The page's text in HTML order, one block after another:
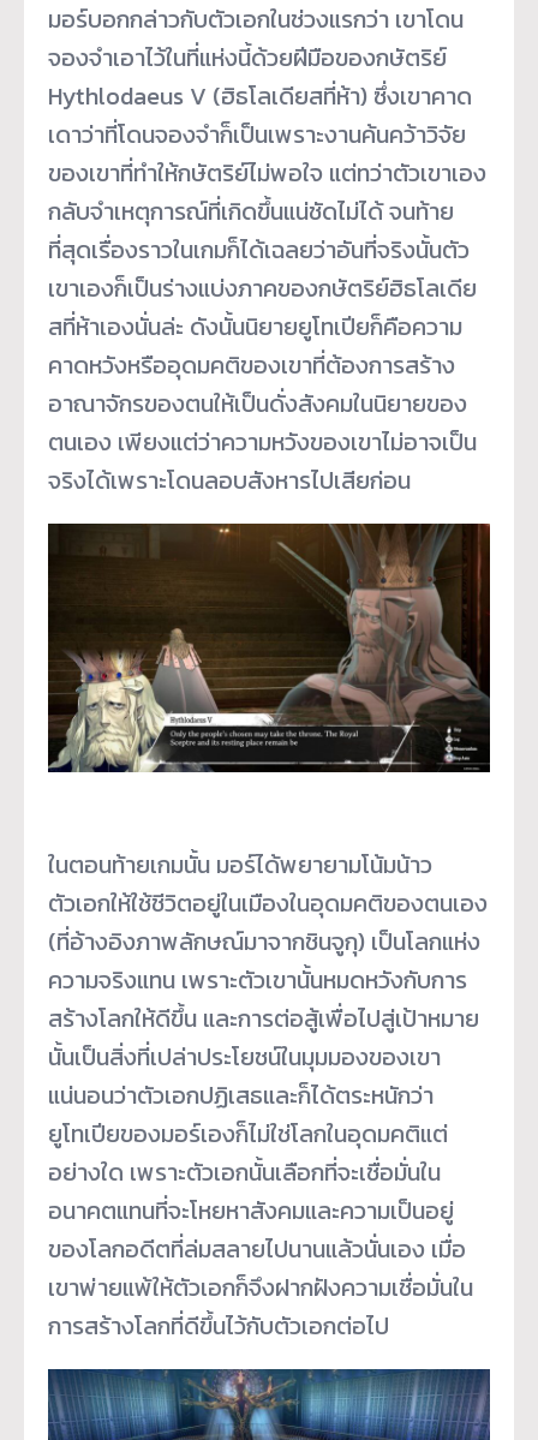
มอร์บอกกล่าวกับตัวเอกในช่วงแรกว่า เขาโดน
จองจำเอาไว้ในที่แห่งนี้ด้วยฝีมือของกษัตริย์
Hythlodaeus V (ฮิธโลเดียสที่ห้า) ซึ่งเขาคาด
เดาว่าที่โดนจองจำก็เป็นเพราะงานค้นคว้าวิจัย
ของเขาที่ทำให้กษัตริย์ไม่พอใจ แต่ทว่าตัวเขาเอง
กลับจำเหตุการณ์ที่เกิดขึ้นแน่ชัดไม่ได้ จนท้าย
ที่สุดเรื่องราวในเกมก็ได้เฉลยว่าอันที่จริงนั้นตัว
เขาเองก็เป็นร่างแบ่งภาคของกษัตริย์ฮิธโลเดีย
สที่ห้าเองนั่นล่ะ ดังนั้นนิยายยูโทเปียก็คือความ
คาดหวังหรืออุดมคติของเขาที่ต้องการสร้าง
อาณาจักรของตนให้เป็นดั่งสังคมในนิยายของ
ตนเอง เพียงแต่ว่าความหวังของเขาไม่อาจเป็น
จริงได้เพราะโดนลอบสังหารไปเสียก่อน
ในตอนท้ายเกมนั้น มอร์ได้พยายามโน้มน้าว
ตัวเอกให้ใช้ชีวิตอยู่ในเมืองในอุดมคติของตนเอง
(ที่อ้างอิงภาพลักษณ์มาจากชินจูกุ) เป็นโลกแห่ง
ความจริงแทน เพราะตัวเขานั้นหมดหวังกับการ
สร้างโลกให้ดีขึ้น และการต่อสู้เพื่อไปสู่เป้าหมาย
นั้นเป็นสิ่งที่เปล่าประโยชน์ในมุมมองของเขา
แน่นอนว่าตัวเอกปฏิเสธและก็ได้ตระหนักว่า
ยูโทเปียของมอร์เองก็ไม่ใช่โลกในอุดมคติแต่
อย่างใด เพราะตัวเอกนั้นเลือกที่จะเชื่อมั่นใน
อนาคตแทนที่จะโหยหาสังคมและความเป็นอยู่
ของโลกอดีตที่ล่มสลายไปนานแล้วนั่นเอง เมื่อ
เขาพ่ายแพ้ให้ตัวเอกก็จึงฝากฝังความเชื่อมั่นใน
การสร้างโลกที่ดีขึ้นไว้กับตัวเอกต่อไป